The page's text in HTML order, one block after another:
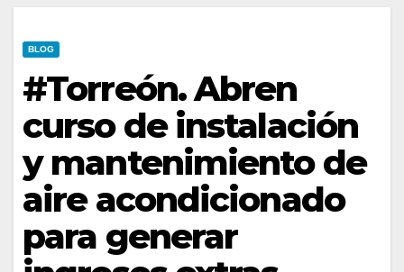
BLOG
#Torreón. Abren
curso de instalación
y mantenimiento de
aire acondicionado
para generar